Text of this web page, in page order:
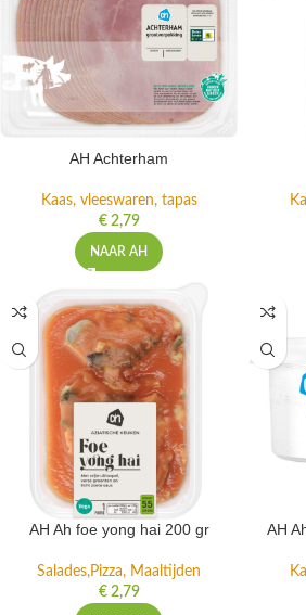
AH Achterham
Kaas, vleeswaren, tapas
€2,79
NAAR AH
AH Ah foe yong hai 200 gr
Salades,Pizza, Maaltijden
€2,79
AH